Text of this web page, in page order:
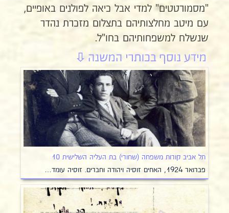
"מסמורטטים" למדי אבל כיאה לפולנים באופיים,
עם מיטב מחלצותיהם בתצלום מזכרת נהדר
שנשלח למשפחותיהם בחו"ל.
תל אביב קורות משפחה (שחורי) בת העליה השלישית 10
פברואר 1924, האחים זוסיה ויהודה וחברים. זוסיה עומד…